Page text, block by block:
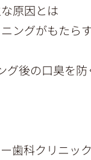
原因とは
ングがもたら
グ後の口臭を
歯科クリニック